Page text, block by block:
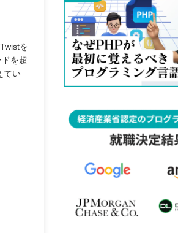
を
を超
てい